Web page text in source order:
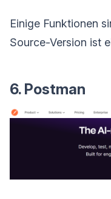
Einige Funktionen
Source-Version ist
6. Postman